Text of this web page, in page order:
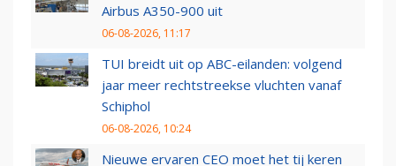
Airbus A350-900 uit
06-08-2026, 11:17
TUI breidt uit op ABC-eilanden: volgend
jaar meer rechtstreekse vluchten vanaf
Schiphol
06-08-2026, 10:24
Nieuwe ervaren CEO moet het tij keren